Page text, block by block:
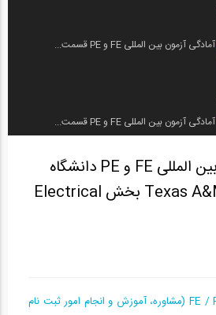
آمادگی آزمون بین المللی FE و PE قسمت...
آمادگی آزمون بین المللی FE و PE قسمت...
آمادگی آزمون بین المللی FE و PE قسمت...
آمادگی آزمون بین المللی FE و PE دانشگاه
Texas A&M University بخش Electrical
دوره آنلاین آزمون FE / PE (مشاوره، آموزش و انجام امور ثبت نام